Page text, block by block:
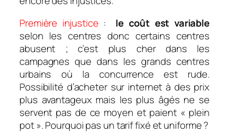
Première injustice : le coût est variable
selon les centres donc certains centres
abusent ; c’est plus cher dans les
campagnes que dans les grands centres
urbains où la concurrence est rude.
Possibilité d’acheter sur internet à des prix
plus avantageux mais les plus âgés ne se
servent pas de ce moyen et paient « plein
pot ». Pourquoi pas un tarif fixé et uniforme ?